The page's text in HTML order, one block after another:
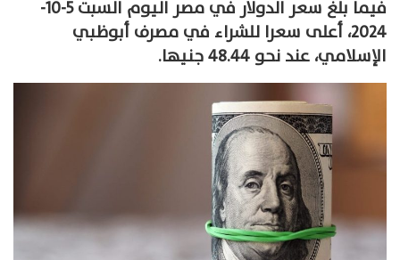
فيما بلغ سعر الدولار في مصر اليوم السبت 5-10-
2024، أعلى سعرا للشراء في مصرف أبوظبي
الإسلامي، عند نحو 48.44 جنيها.